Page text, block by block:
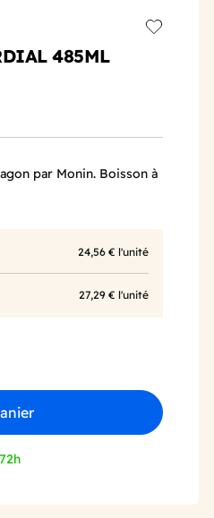
485ML
par Monin. Boisson à
24,56 € l'unité
27,29 € l'unité